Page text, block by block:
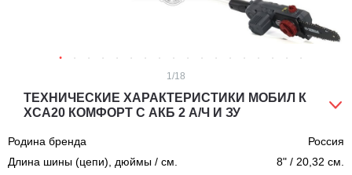
1/18
ТЕХНИЧЕСКИЕ ХАРАКТЕРИСТИКИ МОБИЛ К
XСA20 КОМФОРТ С АКБ 2 А/Ч И ЗУ
Родина бренда
Россия
Длина шины (цепи), дюймы / см.
8" / 20,32 см.